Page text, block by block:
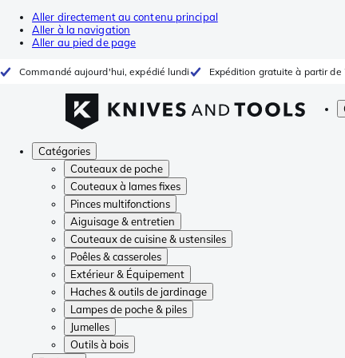
Aller directement au contenu principal
Aller à la navigation
Aller au pied de page
Commandé aujourd'hui, expédié lundi Expédition gratuite à partir de
Catégories
Couteaux de poche
Couteaux à lames fixes
Pinces multifonctions
Aiguisage & entretien
Couteaux de cuisine & ustensiles
Poêles & casseroles
Extérieur & Équipement
Haches & outils de jardinage
Lampes de poche & piles
Jumelles
Outils à bois